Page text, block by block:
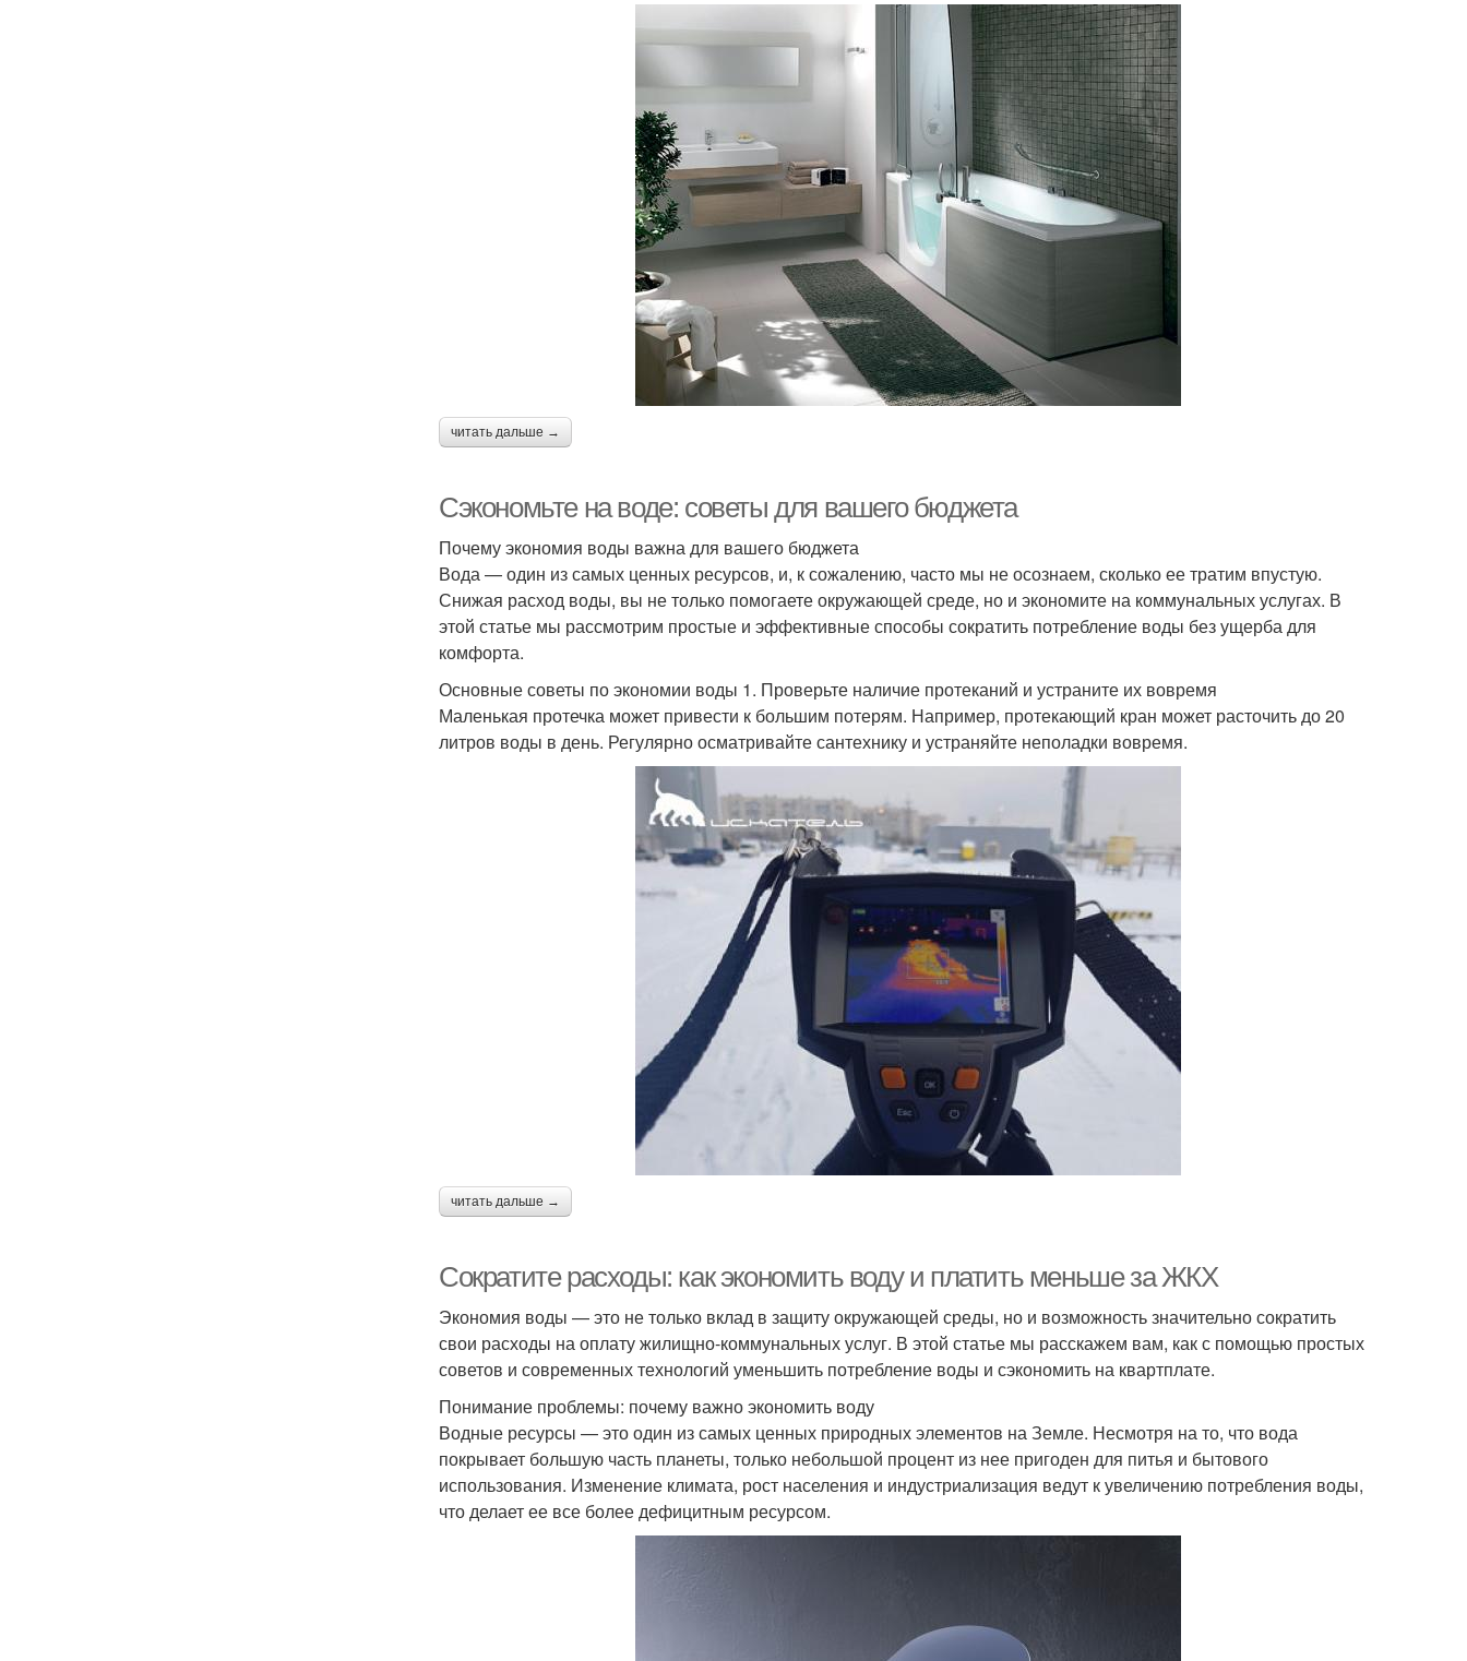
читать дальше →
Сэкономьте на воде: советы для вашего бюджета
Почему экономия воды важна для вашего бюджета
Вода — один из самых ценных ресурсов, и, к сожалению, часто мы не осознаем, сколько ее тратим впустую.
Снижая расход воды, вы не только помогаете окружающей среде, но и экономите на коммунальных услугах. В
этой статье мы рассмотрим простые и эффективные способы сократить потребление воды без ущерба для
комфорта.
Основные советы по экономии воды 1. Проверьте наличие протеканий и устраните их вовремя
Маленькая протечка может привести к большим потерям. Например, протекающий кран может расточить до 20
литров воды в день. Регулярно осматривайте сантехнику и устраняйте неполадки вовремя.
читать дальше →
Сократите расходы: как экономить воду и платить меньше за ЖКХ
Экономия воды — это не только вклад в защиту окружающей среды, но и возможность значительно сократить
свои расходы на оплату жилищно-коммунальных услуг. В этой статье мы расскажем вам, как с помощью простых
советов и современных технологий уменьшить потребление воды и сэкономить на квартплате.
Понимание проблемы: почему важно экономить воду
Водные ресурсы — это один из самых ценных природных элементов на Земле. Несмотря на то, что вода
покрывает большую часть планеты, только небольшой процент из нее пригоден для питья и бытового
использования. Изменение климата, рост населения и индустриализация ведут к увеличению потребления воды,
что делает ее все более дефицитным ресурсом.